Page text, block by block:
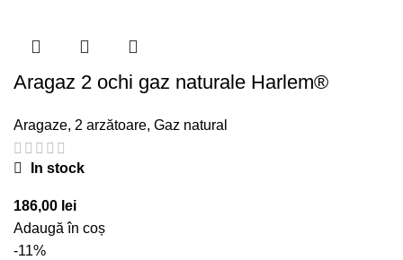
Aragaz 2 ochi gaz naturale Harlem®
Aragaze, 2 arzătoare, Gaz natural
In stock
186,00 lei
Adaugă în coș
-11%